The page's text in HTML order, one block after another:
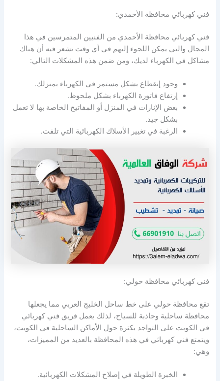
فني كهربائي محافظة الأحمدي:
فني كهربائي محافظة الأحمدي من الفنيين المتمرسين في هذا
المجال والتي يمكن اللجوء إليهم في أي وقت تشعر فيه أن هناك
مشاكل في الكهرباء لديك، ومن ضمن هذه المشكلات التالي:
وجود إنقطاع بشكل مستمر في الكهرباء بمنزلك.
إرتفاع فاتورة الكهرباء بشكل ملحوظ.
بعض الإنارات في المنزل أو المفاتيح الخاصة بها لا تعمل
بشكل جيد.
الرغبة في تغيير الأسلاك الكهربائية التي تلفت.
فنى كهربائي محافظة حولي:
تقع محافظة حولي على خط ساحل الخليج العربي مما يجعلها
محافظة ساحلية وجاذبة للسياح، لذلك يعمل فريق فني كهربائي
في الكويت على التواجد بكثرة حول الأماكن الساحلية في الكويت،
ويتمتع فني كهربائي في هذه المحافظة بالعديد من المميزات،
وهي:
الخبرة الطويلة في إصلاح المشكلات الكهربائية.